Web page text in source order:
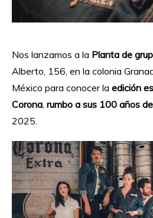
Nos lanzamos a la Planta de
Alberto, 156, en la colonia
México para conocer la edición
Corona rumbo a sus 100 años
2025.